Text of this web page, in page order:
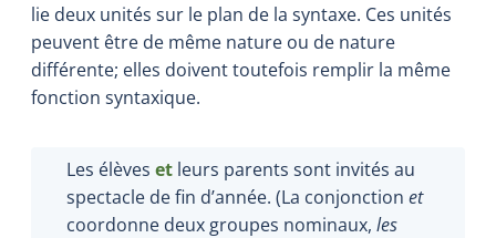
lie deux unités sur le plan de la syntaxe. Ces unités
peuvent être de même nature ou de nature
différente; elles doivent toutefois remplir la même
fonction syntaxique.
Les élèves et leurs parents sont invités au
spectacle de fin d’année. (La conjonction et
coordonne deux groupes nominaux, les